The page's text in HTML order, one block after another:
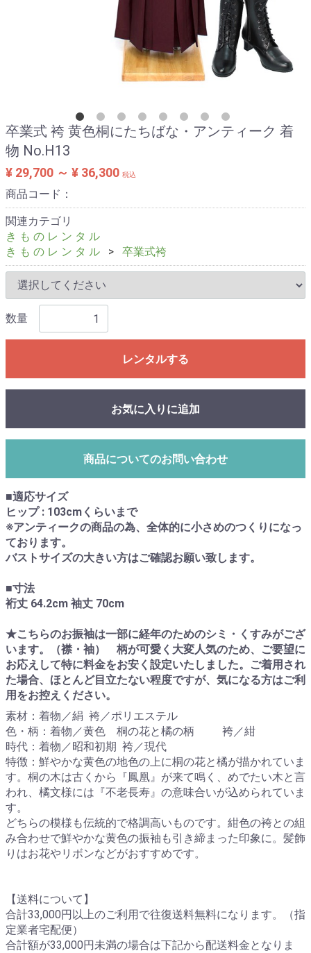
卒業式 袴 黄色桐にたちばな・アンティーク 着
物 No.H13
¥ 29,700 ～ ¥ 36,300 税込
商品コード：
関連カテゴリ
き も の レ ン タ ル
き も の レ ン タ ル
卒業式袴
数量
レンタルする
お気に入りに追加
商品についてのお問い合わせ
■適応サイズ
ヒップ : 103cmくらいまで
※アンティークの商品の為、全体的に小さめのつくりになっ
ております。
バストサイズの大きい方はご確認お願い致します。
■寸法
裄丈 64.2cm 袖丈 70cm
★こちらのお振袖は一部に経年のためのシミ・くすみがござ
います。（襟・袖） 柄が可愛く大変人気のため、ご要望に
お応えして特に料金をお安く設定いたしました。ご着用され
た場合、ほとんど目立たない程度ですが、気になる方はご利
用をお控えください。
素材：着物／絹 袴／ポリエステル
色・柄：着物／黄色 桐の花と橘の柄 袴／紺
時代：着物／昭和初期 袴／現代
特徴：鮮やかな黄色の地色の上に桐の花と橘が描かれていま
す。桐の木は古くから『鳳凰』が来て鳴く、めでたい木と言
われ、橘文様には『不老長寿』の意味合いが込められていま
す。
どちらの模様も伝統的で格調高いものです。紺色の袴との組
み合わせで鮮やかな黄色の振袖も引き締まった印象に。髪飾
りはお花やリボンなどがおすすめです。
【送料について】
合計33,000円以上のご利用で往復送料無料になります。（指
定業者宅配便）
合計額が33,000円未満の場合は下記から配送料金となりま